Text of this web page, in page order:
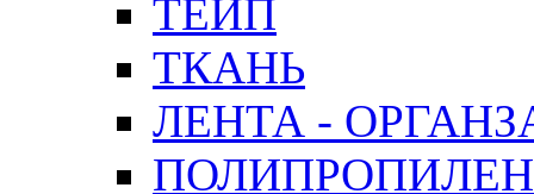
ТЕЙП
ТКАНЬ
ЛЕНТА -